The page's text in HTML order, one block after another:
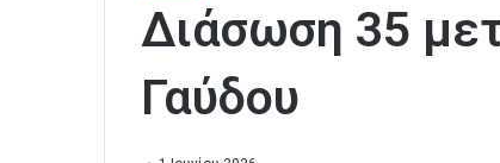
Διάσωση 35
Γαύδου